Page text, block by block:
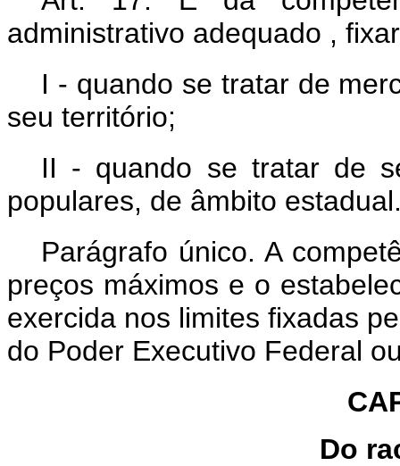
administrativo adequado ,
I - quando se tratar de
seu território;
II - quando se tratar de
populares, de âmbito
Parágrafo único. A
preços máximos e o
exercida nos limites fixadas
do Poder Executivo Federal
Do